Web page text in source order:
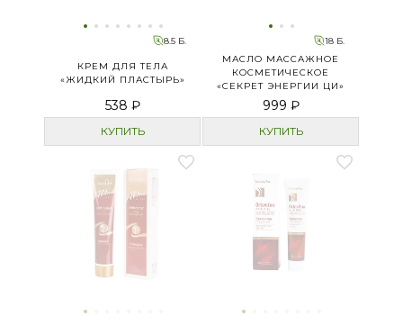
8.5 Б.
КРЕМ ДЛЯ ТЕЛА
«ЖИДКИЙ ПЛАСТЫРЬ»
538 ₽
КУПИТЬ
18 Б.
МАСЛО МАССАЖНОЕ
КОСМЕТИЧЕСКОЕ
«СЕКРЕТ ЭНЕРГИИ ЦИ»
999 ₽
КУПИТЬ